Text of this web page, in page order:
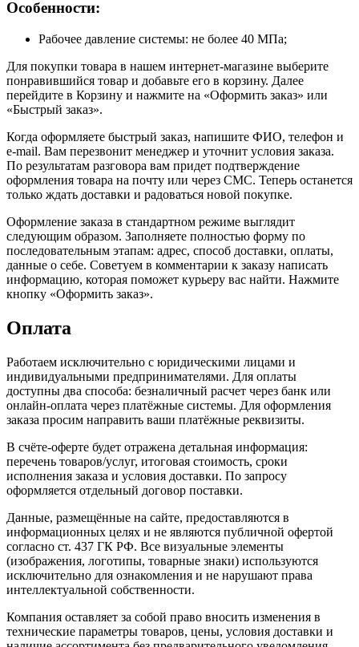
Особенности:
Рабочее давление системы: не более 40 МПа;
Для покупки товара в нашем интернет-магазине выберите
понравившийся товар и добавьте его в корзину. Далее
перейдите в Корзину и нажмите на «Оформить заказ» или
«Быстрый заказ».
Когда оформляете быстрый заказ, напишите ФИО, телефон и
e-mail. Вам перезвонит менеджер и уточнит условия заказа.
По результатам разговора вам придет подтверждение
оформления товара на почту или через СМС. Теперь останется
только ждать доставки и радоваться новой покупке.
Оформление заказа в стандартном режиме выглядит
следующим образом. Заполняете полностью форму по
последовательным этапам: адрес, способ доставки, оплаты,
данные о себе. Советуем в комментарии к заказу написать
информацию, которая поможет курьеру вас найти. Нажмите
кнопку «Оформить заказ».
Оплата
Работаем исключительно с юридическими лицами и
индивидуальными предпринимателями. Для оплаты
доступны два способа: безналичный расчет через банк или
онлайн-оплата через платёжные системы. Для оформления
заказа просим направить ваши платёжные реквизиты.
В счёте-оферте будет отражена детальная информация:
перечень товаров/услуг, итоговая стоимость, сроки
исполнения заказа и условия доставки. По запросу
оформляется отдельный договор поставки.
Данные, размещённые на сайте, предоставляются в
информационных целях и не являются публичной офертой
согласно ст. 437 ГК РФ. Все визуальные элементы
(изображения, логотипы, товарные знаки) используются
исключительно для ознакомления и не нарушают права
интеллектуальной собственности.
Компания оставляет за собой право вносить изменения в
технические параметры товаров, цены, условия доставки и